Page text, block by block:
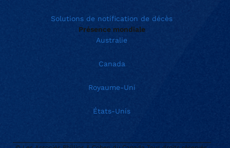
Solutions de notification de décès
Présence mondiale
Australie
Canada
Royaume-Uni
États-Unis